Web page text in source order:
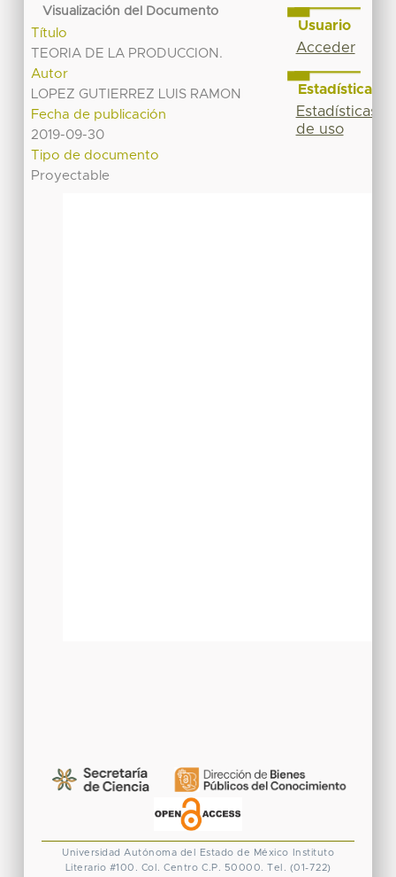
Visualización del Documento
Título
TEORIA DE LA PRODUCCION.
Autor
LOPEZ GUTIERREZ LUIS RAMON
Fecha de publicación
2019-09-30
Tipo de documento
Proyectable
Usuario
Acceder
Estadísticas
Estadísticas
de uso
Universidad Autónoma del Estado de México
Instituto
Literario #100. Col. Centro C.P. 50000. Tel. (01-722)